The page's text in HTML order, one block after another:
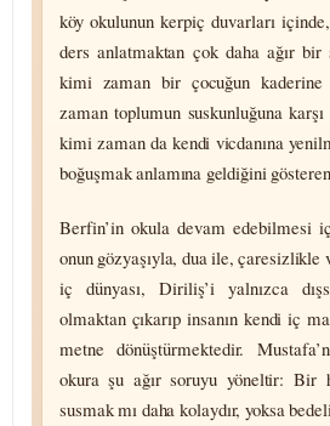
köy okulunun kerpiç duvarları
ders anlatmaktan çok daha ağır bir
kimi zaman bir çocuğun
zaman toplumun suskunluğuna
kimi zaman da kendi vicdanına
boğuşmak anlamına geldiğini
Berfin’in okula devam edebilmesi
onun gözyaşıyla, dua ile, çaresizlikle
iç dünyası, Diriliş’i yalnızca
olmaktan çıkarıp insanın kendi iç
metne dönüş­türmektedir.
okura şu ağır soruyu yöneltir: Bir
susmak mı daha kolaydır, yoksa